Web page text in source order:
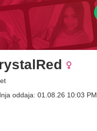
oddaja: 01.08.26 10:03 PM